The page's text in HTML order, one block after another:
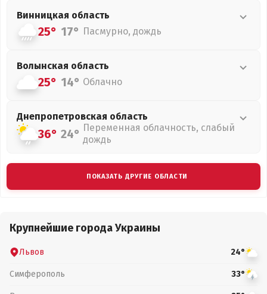
Винницкая область
25° 17° Пасмурно, дождь
Волынская область
25° 14° Облачно
Днепропетровская область
36° 24° Переменная облачность, слабый
дождь
ПОКАЗАТЬ ДРУГИЕ ОБЛАСТИ
Крупнейшие города Украины
Львов 24°
Симферополь 33°